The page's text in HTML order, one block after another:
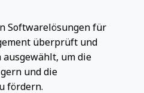
Softwarelösungen für
überprüft und
ausgewählt, um die
und die
fördern.